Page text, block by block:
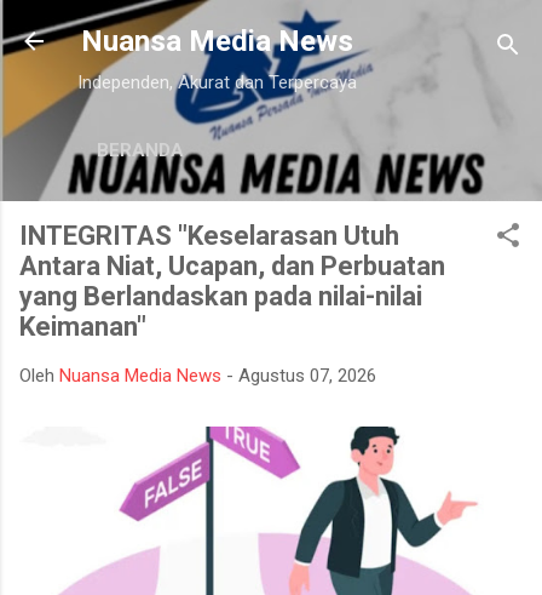
Langsung ke konten utama
Nuansa Media News
Independen, Akurat dan Terpercaya
BERANDA
INTEGRITAS "Keselarasan Utuh
Antara Niat, Ucapan, dan Perbuatan
yang Berlandaskan pada nilai-nilai
Keimanan"
Oleh Nuansa Media News - Agustus 07, 2026